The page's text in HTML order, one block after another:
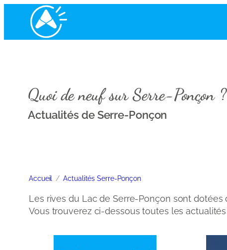
Quoi de neuf sur Serre-Ponçon ?
Actualités de Serre-Ponçon
Accueil Actualités Serre-Ponçon
Les rives du Lac de Serre-Ponçon sont
Vous trouverez ci-dessous toutes les